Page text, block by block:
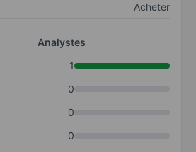
Acheter
Analystes
1
0
0
0